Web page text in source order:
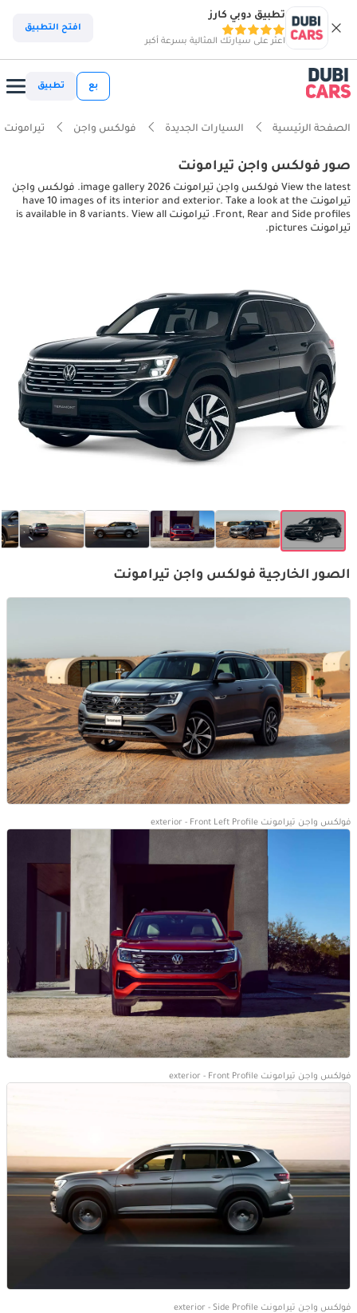
تطبيق دوبي كارز
اعثر على سيارتك المثالية بسرعة أكبر
افتح التطبيق
بع تطبيق
الصفحة الرئيسية السيارات الجديدة فولكس واجن تيرامونت
صور فولكس واجن تيرامونت
View the latest فولكس واجن تيرامونت 2026 image gallery. فولكس واجن
تيرامونت have 10 images of its interior and exterior. Take a look at the
Front, Rear and Side profiles. تيرامونت is available in 8 variants. View all
تيرامونت pictures.
الصور الخارجية فولكس واجن تيرامونت
فولكس واجن تيرامونت exterior - Front Left Profile
فولكس واجن تيرامونت exterior - Front Profile
فولكس واجن تيرامونت exterior - Side Profile